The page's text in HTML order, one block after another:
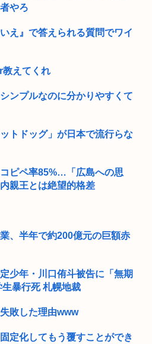
の体があまりにすごいｗｗｗ
で、高卒が金持ちが多い 無能な大
？
やろ
え』で答えられる質問でワイ
えてくれ
ンプルなのに分かりやすくて
トドッグ」が日本で流行らな
ピペ率85%…「広島への思
親王とは絶望的格差
、半年で約200億元の巨額赤
少年・川口侑斗被告に「無期
暴行死 札幌地裁
敗した理由www
定化してもう覆すことができ